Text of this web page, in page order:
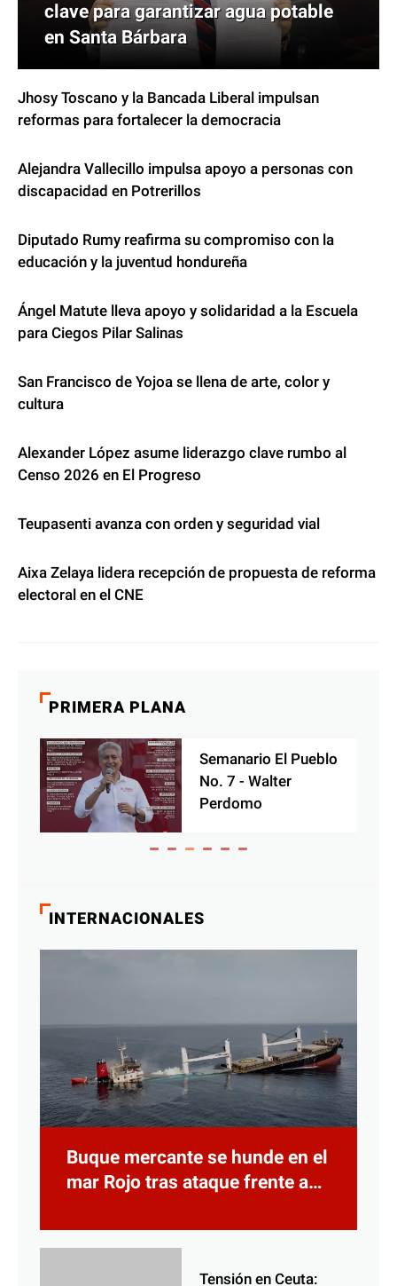
clave para garantizar agua potable
en Santa Bárbara
Jhosy Toscano y la Bancada Liberal impulsan
reformas para fortalecer la democracia
Alejandra Vallecillo impulsa apoyo a personas con
discapacidad en Potrerillos
Diputado Rumy reafirma su compromiso con la
educación y la juventud hondureña
Ángel Matute lleva apoyo y solidaridad a la Escuela
para Ciegos Pilar Salinas
San Francisco de Yojoa se llena de arte, color y
cultura
Alexander López asume liderazgo clave rumbo al
Censo 2026 en El Progreso
Teupasenti avanza con orden y seguridad vial
Aixa Zelaya lidera recepción de propuesta de reforma
electoral en el CNE
PRIMERA PLANA
Semanario El Pueblo
No. 7 - Walter
Perdomo
INTERNACIONALES
Buque mercante se hunde en el
mar Rojo tras ataque frente a
Tensión en Ceuta: